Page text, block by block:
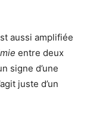
aussi amplifiée
entre deux
signe d’une
juste d’un